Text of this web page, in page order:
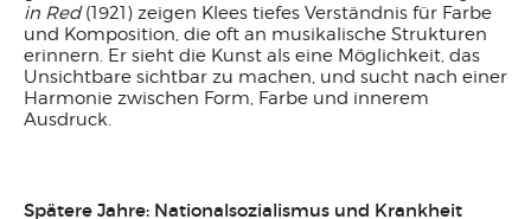
in Red(1921) zeigen Klees tiefes Verständnis für Farbe
und Komposition, die oft an musikalische Strukturen
erinnern. Er sieht die Kunst als eine Möglichkeit, das
Unsichtbare sichtbar zu machen, und sucht nach einer
Harmonie zwischen Form, Farbe und innerem
Ausdruck.
Spätere Jahre: Nationalsozialismus und Krankheit